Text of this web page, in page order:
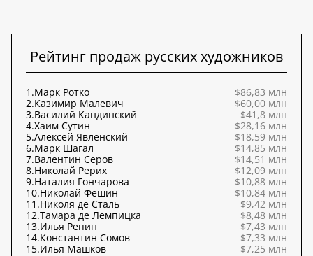
Рейтинг продаж русских художников
1.Марк Ротко
$86,83 млн
2.Казимир Малевич
$60,00 млн
3.Василий Кандинский
$41,8 млн
4.Хаим Сутин
$28,16 млн
5.Алексей Явленский
$18,59 млн
6.Марк Шагал
$14,85 млн
7.Валентин Серов
$14,51 млн
8.Николай Рерих
$12,09 млн
9.Наталия Гончарова
$10,88 млн
10.Николай Фешин
$10,84 млн
11.Николя де Сталь
$9,42 млн
12.Тамара де Лемпицка
$8,48 млн
13.Илья Репин
$7,43 млн
14.Константин Сомов
$7,33 млн
15.Илья Машков
$7,25 млн